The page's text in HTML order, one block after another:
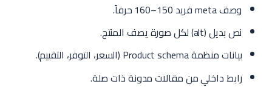
وصف meta فريد 150–160 حرفاً.
نص بديل (alt) لكل صورة يصف المنتج.
بيانات منظمة Product schema (السعر، التوفر، التقييم).
رابط داخلي من مقالات مدونة ذات صلة.